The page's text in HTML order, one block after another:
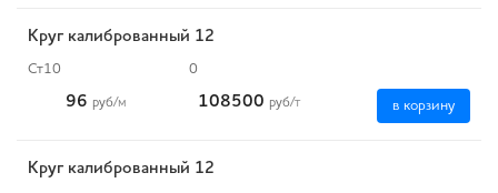
Круг калиброванный 12
Ст10 0
96 руб/м 108500 руб/т в корзину
Круг калиброванный 12